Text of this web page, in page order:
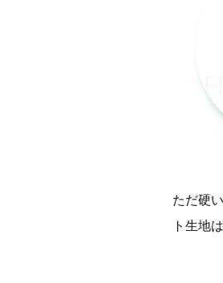
ただ硬
ト生地